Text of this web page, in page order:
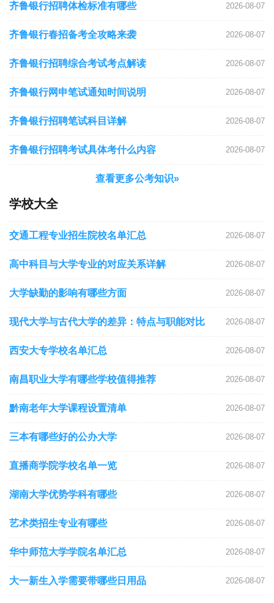
齐鲁银行招聘体检标准有哪些 2026-08-07
齐鲁银行春招备考全攻略来袭 2026-08-07
齐鲁银行招聘综合考试考点解读 2026-08-07
齐鲁银行网申笔试通知时间说明 2026-08-07
齐鲁银行招聘笔试科目详解 2026-08-07
齐鲁银行招聘考试具体考什么内容 2026-08-07
查看更多公考知识»
学校大全
交通工程专业招生院校名单汇总 2026-08-07
高中科目与大学专业的对应关系详解 2026-08-07
大学缺勤的影响有哪些方面 2026-08-07
现代大学与古代大学的差异：特点与职能对比 2026-08-07
西安大专学校名单汇总 2026-08-07
南昌职业大学有哪些学校值得推荐 2026-08-07
黔南老年大学课程设置清单 2026-08-07
三本有哪些好的公办大学 2026-08-07
直播商学院学校名单一览 2026-08-07
湖南大学优势学科有哪些 2026-08-07
艺术类招生专业有哪些 2026-08-07
华中师范大学学院名单汇总 2026-08-07
大一新生入学需要带哪些日用品 2026-08-07